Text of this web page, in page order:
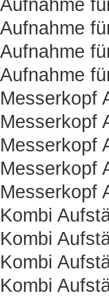
Aufnahme
Aufnahme
Aufnahme
Aufnahme
Messerkopf
Messerkopf
Messerkopf
Messerkopf
Messerkopf
Kombi
Kombi
Kombi
Kombi